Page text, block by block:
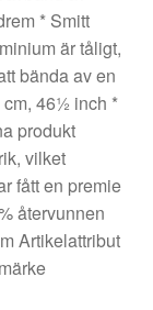
* Smitt
är tåligt,
bända av en
cm, 46½ inch *
produkt
vilket
fått en premie
återvunnen
Artikelattribut